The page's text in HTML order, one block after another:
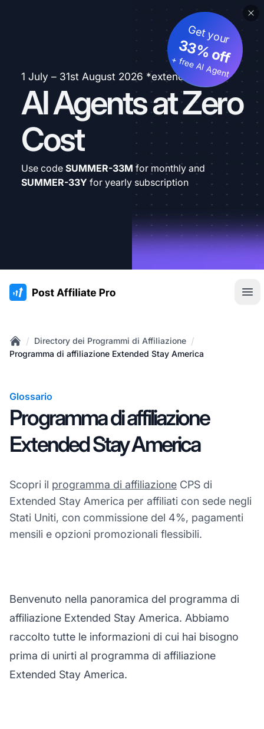
1 July – 31st August 2026 *extended
AI Agents at Zero
Cost
Get your
33% off
+ free AI Agent
Use code SUMMER-33M for monthly and
SUMMER-33Y for yearly subscription
:site.title
Home
/ Directory dei Programmi di Affiliazione /
Programma di affiliazione Extended Stay America
Glossario
Programma di affiliazione
Extended Stay America
Scopri il programma di affiliazione CPS di
Extended Stay America per affiliati con sede negli
Stati Uniti, con commissione del 4%, pagamenti
mensili e opzioni promozionali flessibili.
Benvenuto nella panoramica del programma di
affiliazione Extended Stay America. Abbiamo
raccolto tutte le informazioni di cui hai bisogno
prima di unirti al programma di affiliazione
Extended Stay America.